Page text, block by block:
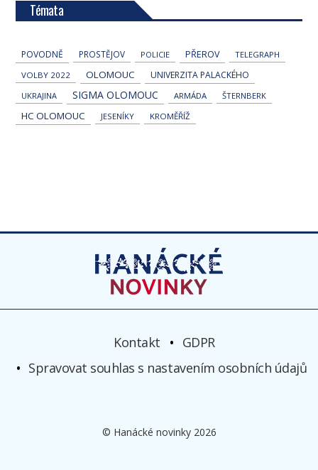
Témata
POVODNĚ PROSTĚJOV POLICIE PŘEROV
TELEGRAPH
VOLBY 2022
OLOMOUC UNIVERZITA PALACKÉHO
UKRAJINA SIGMA OLOMOUC ARMÁDA ŠTERNBERK
HC OLOMOUC JESENÍKY KROMĚŘÍŽ
Kontakt
GDPR
Spravovat souhlas s nastavením osobních údajů
© Hanácké novinky 2026